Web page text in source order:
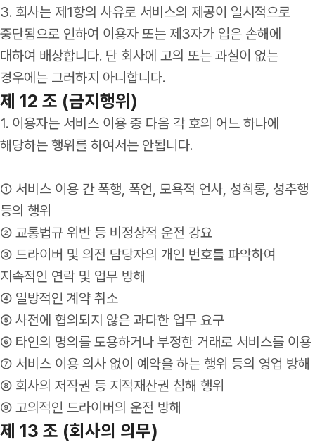
3. 회사는 제1항의 사유로 서비스의 제공이 일시적으로
중단됨으로 인하여 이용자 또는 제3자가 입은 손해에
대하여 배상합니다. 단 회사에 고의 또는 과실이 없는
경우에는 그러하지 아니합니다.
제 12 조 (금지행위)
1. 이용자는 서비스 이용 중 다음 각 호의 어느 하나에
해당하는 행위를 하여서는 안됩니다.
① 서비스 이용 간 폭행, 폭언, 모욕적 언사, 성희롱, 성추행
등의 행위
② 교통법규 위반 등 비정상적 운전 강요
③ 드라이버 및 의전 담당자의 개인 번호를 파악하여
지속적인 연락 및 업무 방해
④ 일방적인 계약 취소
⑤ 사전에 협의되지 않은 과다한 업무 요구
⑥ 타인의 명의를 도용하거나 부정한 거래로 서비스를 이용
⑦ 서비스 이용 의사 없이 예약을 하는 행위 등의 영업 방해
⑧ 회사의 저작권 등 지적재산권 침해 행위
⑨ 고의적인 드라이버의 운전 방해
제 13 조 (회사의 의무)